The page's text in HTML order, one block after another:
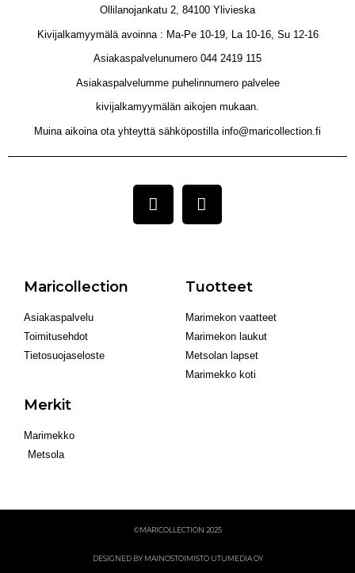
Ollilanojankatu 2, 84100 Ylivieska
Kivijalkamyymälä avoinna : Ma-Pe 10-19, La 10-16, Su 12-16
Asiakaspalvelunumero 044 2419 115
Asiakaspalvelumme puhelinnumero palvelee
kivijalkamyymälän aikojen mukaan.
Muina aikoina ota yhteyttä sähköpostilla info@maricollection.fi
Maricollection
Asiakaspalvelu
Toimitusehdot
Tietosuojaseloste
Tuotteet
Marimekon vaatteet
Marimekon laukut
Metsolan lapset
Marimekko koti
Merkit
Marimekko
Metsola
©MARICOLLECTION 2025
DESIGNED BY MAINOSTOIMISTO UTUMEDIA OY